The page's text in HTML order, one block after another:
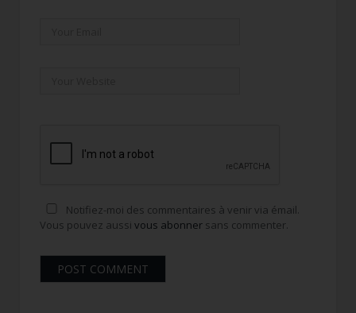
Notifiez-moi des commentaires à venir via émail.
Vous pouvez aussi vous abonner sans commenter.